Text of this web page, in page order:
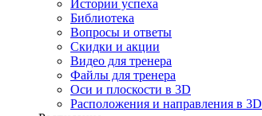
Истории успеха
Библиотека
Вопросы и ответы
Скидки и акции
Видео для тренера
Файлы для тренера
Оси и плоскости в 3D
Расположения и направления в 3D